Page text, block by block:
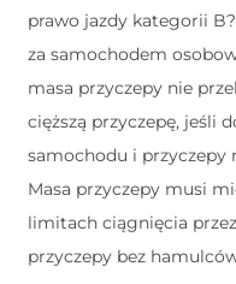
prawo jazdy kategorii
za samochodem
masa przyczepy nie
cięższą przyczepę, jeśli
samochodu i przyczepy
Masa przyczepy musi
limitach ciągnięcia
przyczepy bez